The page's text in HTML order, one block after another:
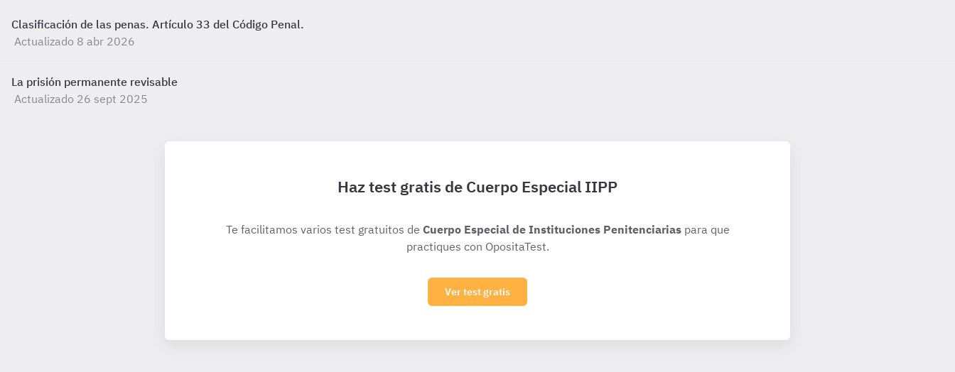
Clasificación de las penas. Artículo 33 del Código Penal.
Actualizado 8 abr 2026
La prisión permanente revisable
Actualizado 26 sept 2025
Haz test gratis de Cuerpo Especial IIPP
Te facilitamos varios test gratuitos de Cuerpo Especial de Instituciones Penitenciariaspara que
practiques con OpositaTest.
Ver test gratis